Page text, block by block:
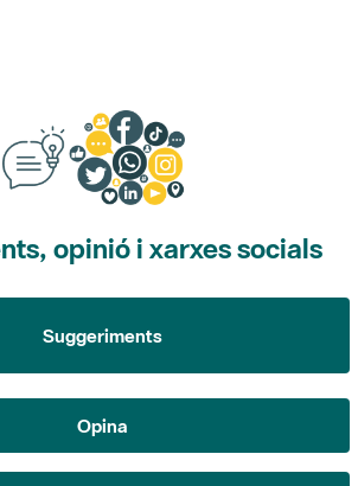
opinió i xarxes socials
Suggeriments
Opina